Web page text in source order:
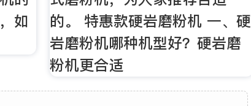
如
的。 特惠款硬岩磨粉机 一、硬
岩磨粉机哪种机型好？硬岩磨
粉机更合适